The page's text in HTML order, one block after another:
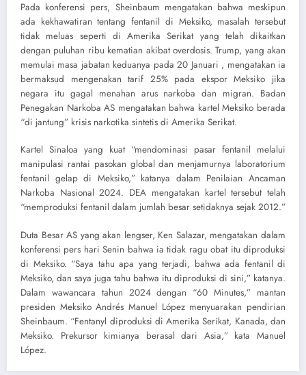
Pada konferensi pers, Sheinbaum mengatakan bahwa meskipun
ada kekhawatiran tentang fentanil di Meksiko, masalah tersebut
tidak meluas seperti di Amerika Serikat yang telah dikaitkan
dengan puluhan ribu kematian akibat overdosis. Trump, yang akan
memulai masa jabatan keduanya pada 20 Januari , mengatakan ia
bermaksud mengenakan tarif 25% pada ekspor Meksiko jika
negara itu gagal menahan arus narkoba dan migran. Badan
Penegakan Narkoba AS mengatakan bahwa kartel Meksiko berada
“di jantung” krisis narkotika sintetis di Amerika Serikat.
Kartel Sinaloa yang kuat “mendominasi pasar fentanil melalui
manipulasi rantai pasokan global dan menjamurnya laboratorium
fentanil gelap di Meksiko,” katanya dalam Penilaian Ancaman
Narkoba Nasional 2024. DEA mengatakan kartel tersebut telah
“memproduksi fentanil dalam jumlah besar setidaknya sejak 2012.”
Duta Besar AS yang akan lengser, Ken Salazar, mengatakan dalam
konferensi pers hari Senin bahwa ia tidak ragu obat itu diproduksi
di Meksiko. “Saya tahu apa yang terjadi, bahwa ada fentanil di
Meksiko, dan saya juga tahu bahwa itu diproduksi di sini,” katanya.
Dalam wawancara tahun 2024 dengan “60 Minutes,” mantan
presiden Meksiko Andrés Manuel López menyuarakan pendirian
Sheinbaum. “Fentanyl diproduksi di Amerika Serikat, Kanada, dan
Meksiko. Prekursor kimianya berasal dari Asia,” kata Manuel
López.